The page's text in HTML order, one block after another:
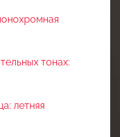
тонах:
летняя